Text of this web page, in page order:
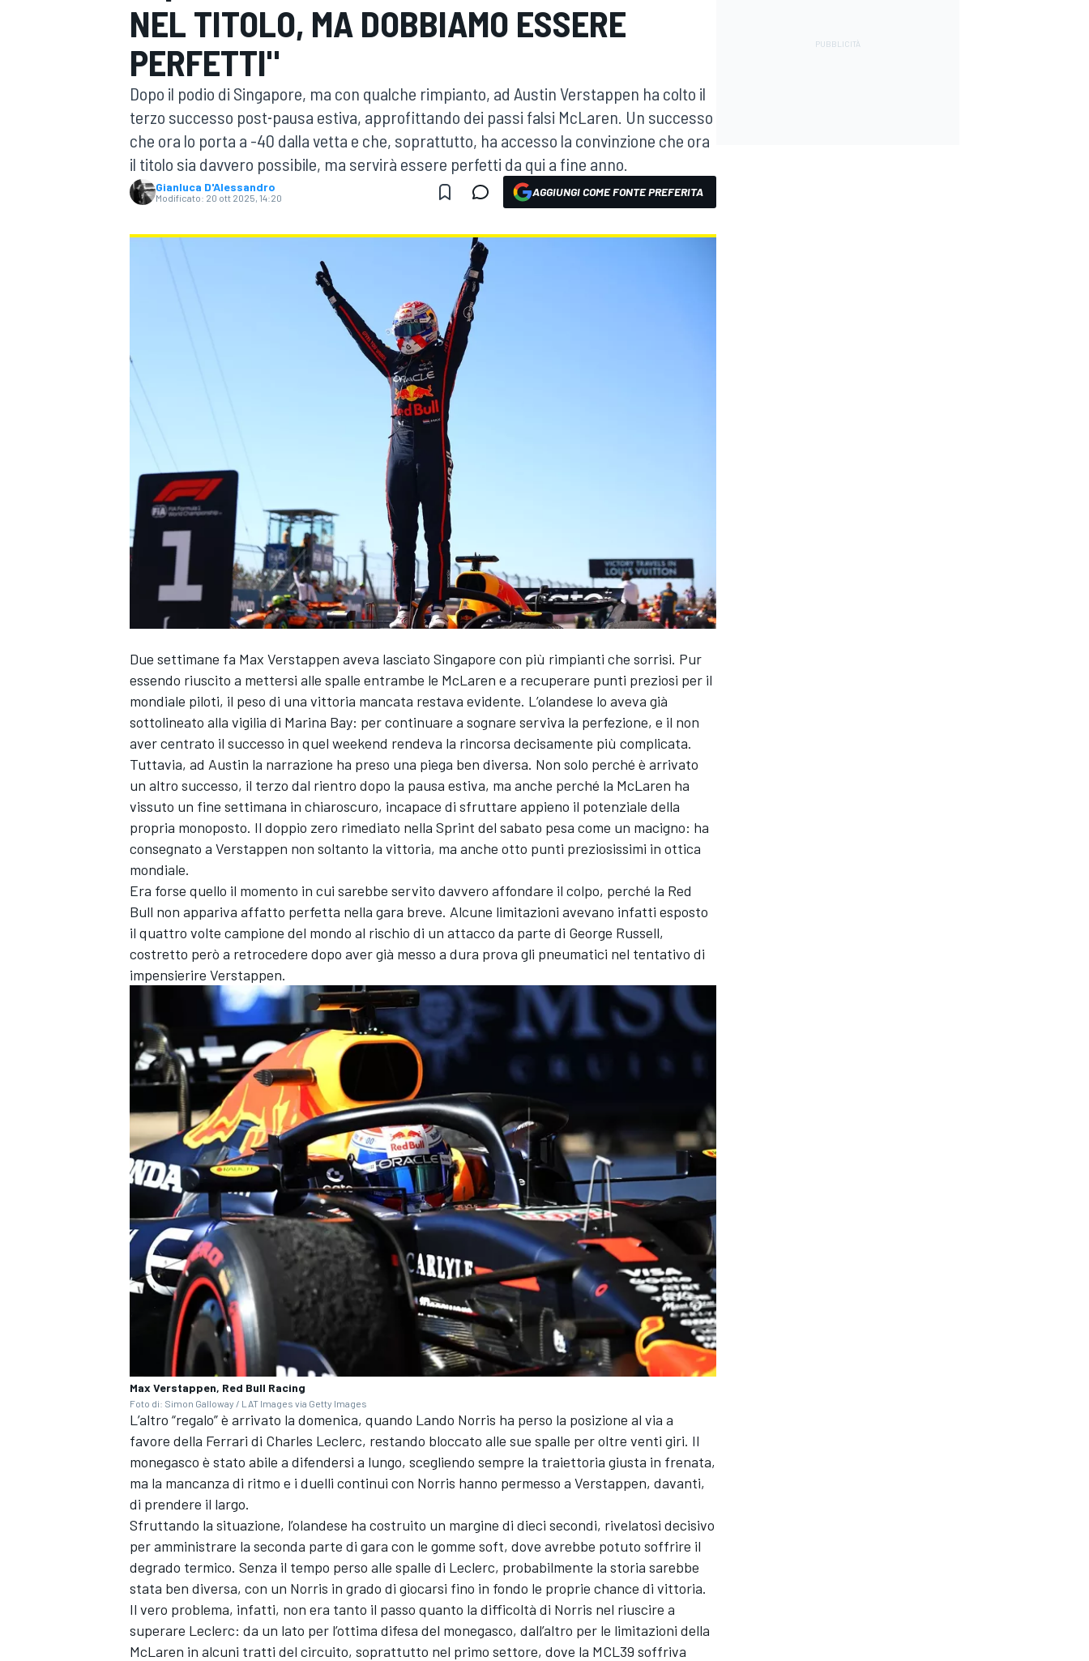
MOTOGP WEC
WRC
MONOPOSTO
ENDURANCE/GT
NEL TITOLO, MA DOBBIAMO ESSERE
PERFETTI"
Dopo il podio di Singapore, ma con qualche rimpianto, ad Austin Verstappen ha colto il
terzo successo post‑pausa estiva, approfittando dei passi falsi McLaren. Un successo
che ora lo porta a -40 dalla vetta e che, soprattutto, ha accesso la convinzione che ora
il titolo sia davvero possibile, ma servirà essere perfetti da qui a fine anno.
Gianluca D'Alessandro
Modificato: 20 ott 2025, 14:20 AGGIUNGI COME FONTE PREFERITA
Due settimane fa Max Verstappen aveva lasciato Singapore con più rimpianti che sorrisi. Pur
essendo riuscito a mettersi alle spalle entrambe le McLaren e a recuperare punti preziosi per il
mondiale piloti, il peso di una vittoria mancata restava evidente. L’olandese lo aveva già
sottolineato alla vigilia di Marina Bay: per continuare a sognare serviva la perfezione, e il non
aver centrato il successo in quel weekend rendeva la rincorsa decisamente più complicata.
Tuttavia, ad Austin la narrazione ha preso una piega ben diversa. Non solo perché è arrivato
un altro successo, il terzo dal rientro dopo la pausa estiva, ma anche perché la McLaren ha
vissuto un fine settimana in chiaroscuro, incapace di sfruttare appieno il potenziale della
propria monoposto. Il doppio zero rimediato nella Sprint del sabato pesa come un macigno: ha
consegnato a Verstappen non soltanto la vittoria, ma anche otto punti preziosissimi in ottica
mondiale.
Era forse quello il momento in cui sarebbe servito davvero affondare il colpo, perché la Red
Bull non appariva affatto perfetta nella gara breve. Alcune limitazioni avevano infatti esposto
il quattro volte campione del mondo al rischio di un attacco da parte di George Russell,
costretto però a retrocedere dopo aver già messo a dura prova gli pneumatici nel tentativo di
impensierire Verstappen.
Max Verstappen, Red Bull Racing
Foto di: Simon Galloway / LAT Images via Getty Images
L’altro “regalo” è arrivato la domenica, quando Lando Norris ha perso la posizione al via a
favore della Ferrari di Charles Leclerc, restando bloccato alle sue spalle per oltre venti giri. Il
monegasco è stato abile a difendersi a lungo, scegliendo sempre la traiettoria giusta in frenata,
ma la mancanza di ritmo e i duelli continui con Norris hanno permesso a Verstappen, davanti,
di prendere il largo.
Sfruttando la situazione, l’olandese ha costruito un margine di dieci secondi, rivelatosi decisivo
per amministrare la seconda parte di gara con le gomme soft, dove avrebbe potuto soffrire il
degrado termico. Senza il tempo perso alle spalle di Leclerc, probabilmente la storia sarebbe
stata ben diversa, con un Norris in grado di giocarsi fino in fondo le proprie chance di vittoria.
Il vero problema, infatti, non era tanto il passo quanto la difficoltà di Norris nel riuscire a
superare Leclerc: da un lato per l’ottima difesa del monegasco, dall’altro per le limitazioni della
McLaren in alcuni tratti del circuito, soprattutto nel primo settore, dove la MCL39 soffriva